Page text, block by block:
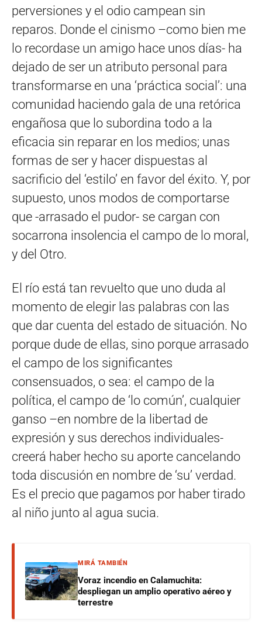
perversiones y el odio campean sin
reparos. Donde el cinismo –como bien me
lo recordase un amigo hace unos días- ha
dejado de ser un atributo personal para
transformarse en una ‘práctica social’: una
comunidad haciendo gala de una retórica
engañosa que lo subordina todo a la
eficacia sin reparar en los medios; unas
formas de ser y hacer dispuestas al
sacrificio del ‘estilo’ en favor del éxito. Y, por
supuesto, unos modos de comportarse
que -arrasado el pudor- se cargan con
socarrona insolencia el campo de lo moral,
y del Otro.
El río está tan revuelto que uno duda al
momento de elegir las palabras con las
que dar cuenta del estado de situación. No
porque dude de ellas, sino porque arrasado
el campo de los significantes
consensuados, o sea: el campo de la
política, el campo de ‘lo común’, cualquier
ganso –en nombre de la libertad de
expresión y sus derechos individuales-
creerá haber hecho su aporte cancelando
toda discusión en nombre de ‘su’ verdad.
Es el precio que pagamos por haber tirado
al niño junto al agua sucia.
MIRÁ TAMBIÉN
Voraz incendio en Calamuchita:
despliegan un amplio operativo aéreo y
terrestre